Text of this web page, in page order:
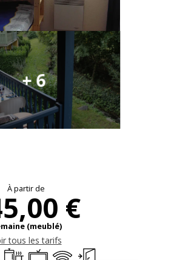
+ 6
et
À partir de
€
(meublé)
tous les tarifs
vaisselle
Plaque de cuisson
Télévision
WiFi Entrée indépendante